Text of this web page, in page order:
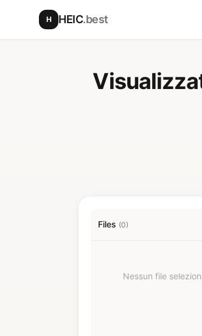
Vai al contenuto principale
H HEIC.best
Files (0)
Nessun file